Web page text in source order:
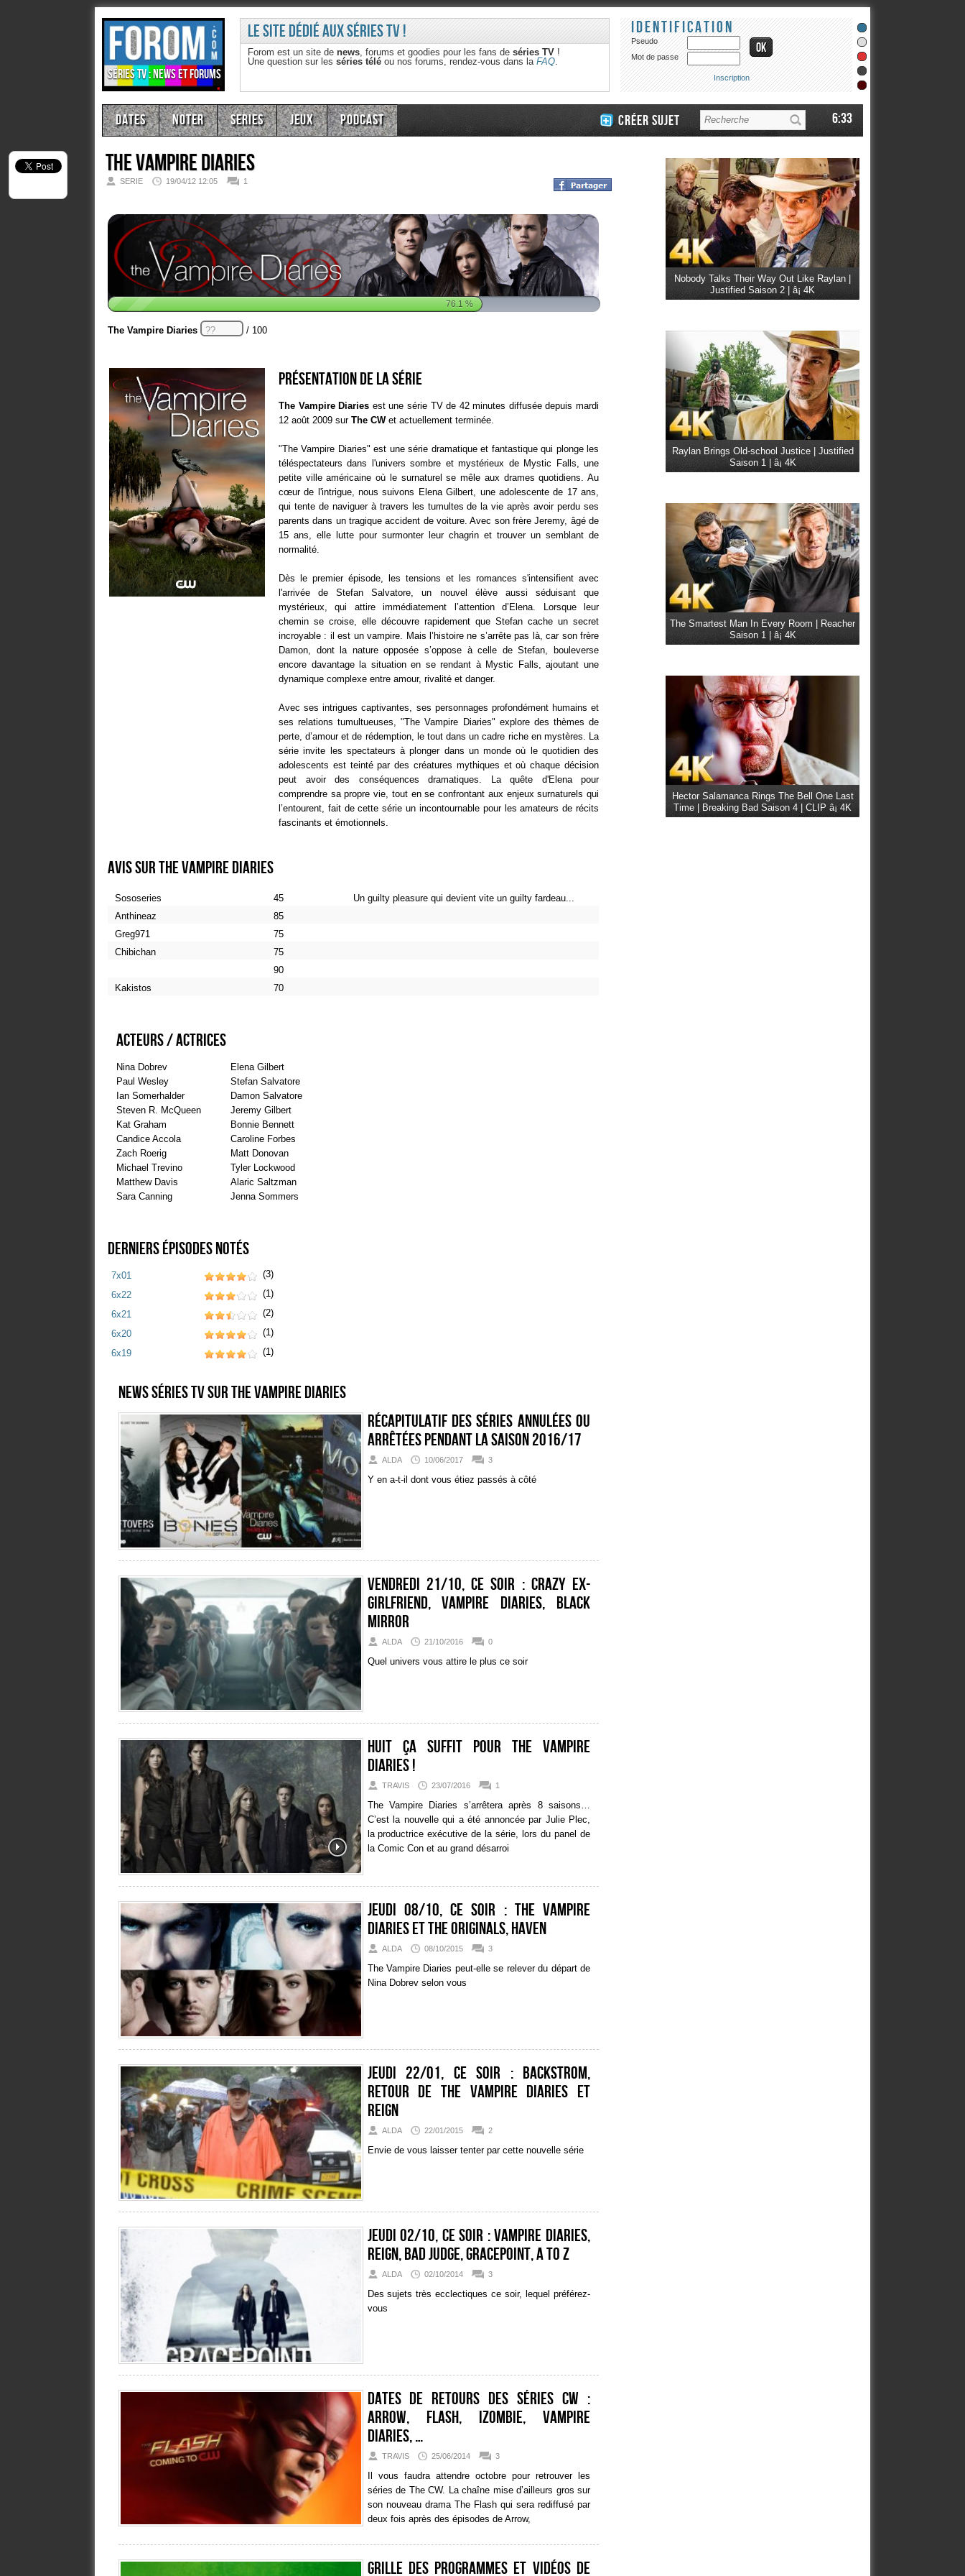
Séries TV : news et forums
Le site dédié aux séries TV !
Forom est un site de news, forums et goodies pour les fans de séries TV!
Une question sur les séries téléou nos forums, rendez-vous dans la FAQ.
Identification
Pseudo
Mot de passe
Inscription
Dates Noter Series Jeux Podcast Créer sujet 6:33
The Vampire Diaries
SERIE 19/04/12 12:05 1
76.1%
The Vampire Diaries / 100
Présentation de la série
The Vampire Diaries est une série TV de 42 minutes diffusée depuis mardi
12 août 2009 sur The CWet actuellement terminée.
"The Vampire Diaries" est une série dramatique et fantastique qui plonge les
téléspectateurs dans l'univers sombre et mystérieux de Mystic Falls, une
petite ville américaine où le surnaturel se mêle aux drames quotidiens. Au
cœur de l'intrigue, nous suivons Elena Gilbert, une adolescente de 17 ans,
qui tente de naviguer à travers les tumultes de la vie après avoir perdu ses
parents dans un tragique accident de voiture. Avec son frère Jeremy, âgé de
15 ans, elle lutte pour surmonter leur chagrin et trouver un semblant de
normalité.
Dès le premier épisode, les tensions et les romances s'intensifient avec
l'arrivée de Stefan Salvatore, un nouvel élève aussi séduisant que
mystérieux, qui attire immédiatement l’attention d’Elena. Lorsque leur
chemin se croise, elle découvre rapidement que Stefan cache un secret
incroyable : il est un vampire. Mais l’histoire ne s’arrête pas là, car son frère
Damon, dont la nature opposée s’oppose à celle de Stefan, bouleverse
encore davantage la situation en se rendant à Mystic Falls, ajoutant une
dynamique complexe entre amour, rivalité et danger.
Avec ses intrigues captivantes, ses personnages profondément humains et
ses relations tumultueuses, "The Vampire Diaries" explore des thèmes de
perte, d’amour et de rédemption, le tout dans un cadre riche en mystères. La
série invite les spectateurs à plonger dans un monde où le quotidien des
adolescents est teinté par des créatures mythiques et où chaque décision
peut avoir des conséquences dramatiques. La quête d'Elena pour
comprendre sa propre vie, tout en se confrontant aux enjeux surnaturels qui
l’entourent, fait de cette série un incontournable pour les amateurs de récits
fascinants et émotionnels.
Avis sur The Vampire Diaries
Sososeries 45
Un guilty pleasure qui devient vite un guilty fardeau...
Anthineaz
85
Greg971
75
Chibichan
75
90
Kakistos
70
Acteurs / Actrices
Nina Dobrev
Elena Gilbert
Paul Wesley
Stefan Salvatore
Ian Somerhalder
Damon Salvatore
Steven R. McQueen
Jeremy Gilbert
Kat Graham
Bonnie Bennett
Candice Accola
Caroline Forbes
Zach Roerig
Matt Donovan
Michael Trevino
Tyler Lockwood
Matthew Davis
Alaric Saltzman
Sara Canning
Jenna Sommers
Derniers épisodes notés
7x01
(3)
6x22
(1)
6x21
(2)
6x20
(1)
6x19
(1)
News séries TV sur The Vampire Diaries
Récapitulatif des séries annulées ou
arrêtées pendant la saison 2016/17
ALDA 10/06/2017 3
Y en a-t-il dont vous étiez passés à côté
Vendredi 21/10, ce soir : Crazy Ex-
Girlfriend, Vampire Diaries, Black
Mirror
ALDA 21/10/2016 0
Quel univers vous attire le plus ce soir
Huit ça suffit pour The Vampire
Diaries !
TRAVIS 23/07/2016 1
The Vampire Diaries s’arrêtera après 8 saisons…
C’est la nouvelle qui a été annoncée par Julie Plec,
la productrice exécutive de la série, lors du panel de
la Comic Con et au grand désarroi
Jeudi 08/10, ce soir : The Vampire
Diaries et The Originals, Haven
ALDA 08/10/2015 3
The Vampire Diaries peut-elle se relever du départ de
Nina Dobrev selon vous
Jeudi 22/01, ce soir : Backstrom,
retour de The Vampire Diaries et
Reign
ALDA 22/01/2015 2
Envie de vous laisser tenter par cette nouvelle série
Jeudi 02/10, ce soir : Vampire Diaries,
Reign, Bad Judge, Gracepoint, A to Z
ALDA 02/10/2014 3
Des sujets très ecclectiques ce soir, lequel préférez-
vous
Dates de retours des séries CW :
Arrow, Flash, iZombie, Vampire
Diaries, …
TRAVIS 25/06/2014 3
Il vous faudra attendre octobre pour retrouver les
séries de The CW. La chaîne mise d’ailleurs gros sur
son nouveau drama The Flash qui sera rediffusé par
deux fois après des épisodes de Arrow,
Grille des programmes et vidéos de
Nobody Talks Their Way Out Like Raylan |
Justified Saison 2 | â¡ 4K
Raylan Brings Old-school Justice | Justified
Saison 1 | â¡ 4K
The Smartest Man In Every Room | Reacher
Saison 1 | â¡ 4K
Hector Salamanca Rings The Bell One Last
Time | Breaking Bad Saison 4 | CLIP â¡ 4K